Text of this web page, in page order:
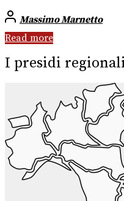
Massimo Marnetto
Read more
I presidi